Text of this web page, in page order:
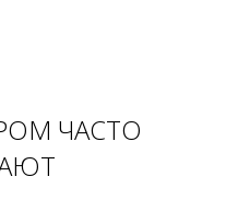
ЧАСТО